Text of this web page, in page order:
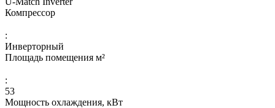
Компрессор
:
Инверторный
Площадь помещения м²
:
53
Мощность охлаждения, кВт